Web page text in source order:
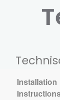
Installation